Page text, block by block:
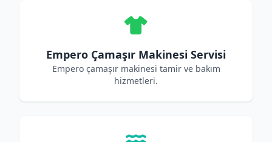
Empero Çamaşır Makinesi Servisi
Empero çamaşır makinesi tamir ve bakım
hizmetleri.